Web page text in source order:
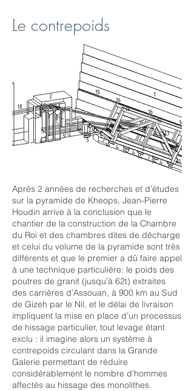
Le contrepoids
Après 2 années de recherches et d’études
sur la pyramide de Kheops, Jean-­Pierre
Houdin arrive à la conclusion que le
chantier de la construction de la Chambre
du Roi et des chambres dites de décharge
et celui du volume de la pyramide sont très
différents et que le premier a dû faire appel
à une technique particulière: le poids des
poutres de granit (jusqu’à 62t) extraites
des carrières d’Assouan, à 900 km au Sud
de Gizeh par le Nil, et le délai de livraison
impliquent la mise en place d’un processus
de hissage particulier, tout levage étant
exclu : il imagine alors un système à
contrepoids circulant dans la Grande
Galerie permettant de réduire
considérablement le nombre d’hommes
affectés au hissage des monolithes.